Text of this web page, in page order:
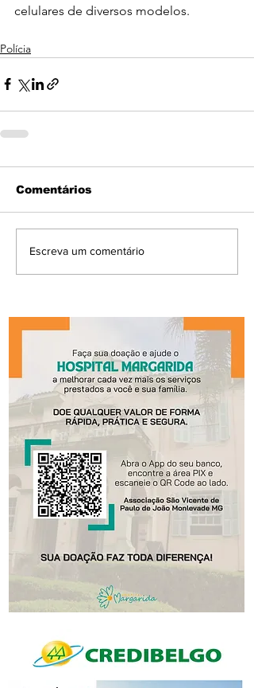
celulares de diversos modelos.
Polícia
Comentários
Escreva um comentário